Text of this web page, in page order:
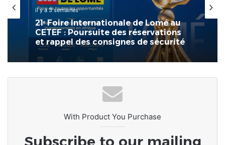
il y a 3 semaines
21ᵉ Foire Internationale de Lomé au
CETEF : Poursuite des réservations
et rappel des consignes de sécurité
With Product You Purchase
Subscribe to our mailing